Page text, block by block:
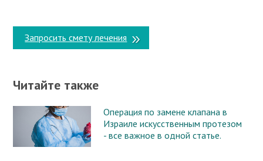
Запросить смету лечения
Читайте также
Операция по замене клапана в
Израиле искусственным протезом
- все важное в одной статье.